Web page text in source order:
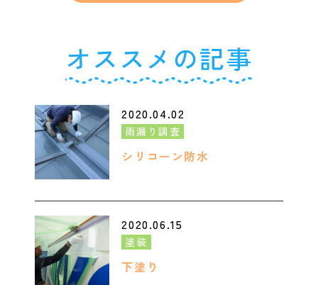
オススメの記事
2020.04.02
雨漏り調査
シリコーン防水
2020.06.15
塗装
下塗り